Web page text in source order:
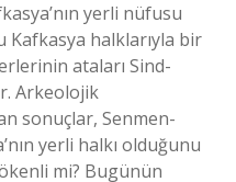
yerli nüfusu
halklarıyla bir
ataları Sind-
Arkeolojik
sonuçlar, Senmen-
yerli halkı olduğunu
mi? Bugünün